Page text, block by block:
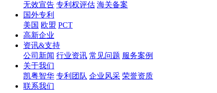
无效宣告 专利权评估 海关备案
国外专利
美国 欧盟 PCT
高新企业
资讯&支持
公司新闻 行业资讯 常见问题 服务案例
关于我们
凯粤智华 专利团队 企业风采 荣誉资质
联系我们